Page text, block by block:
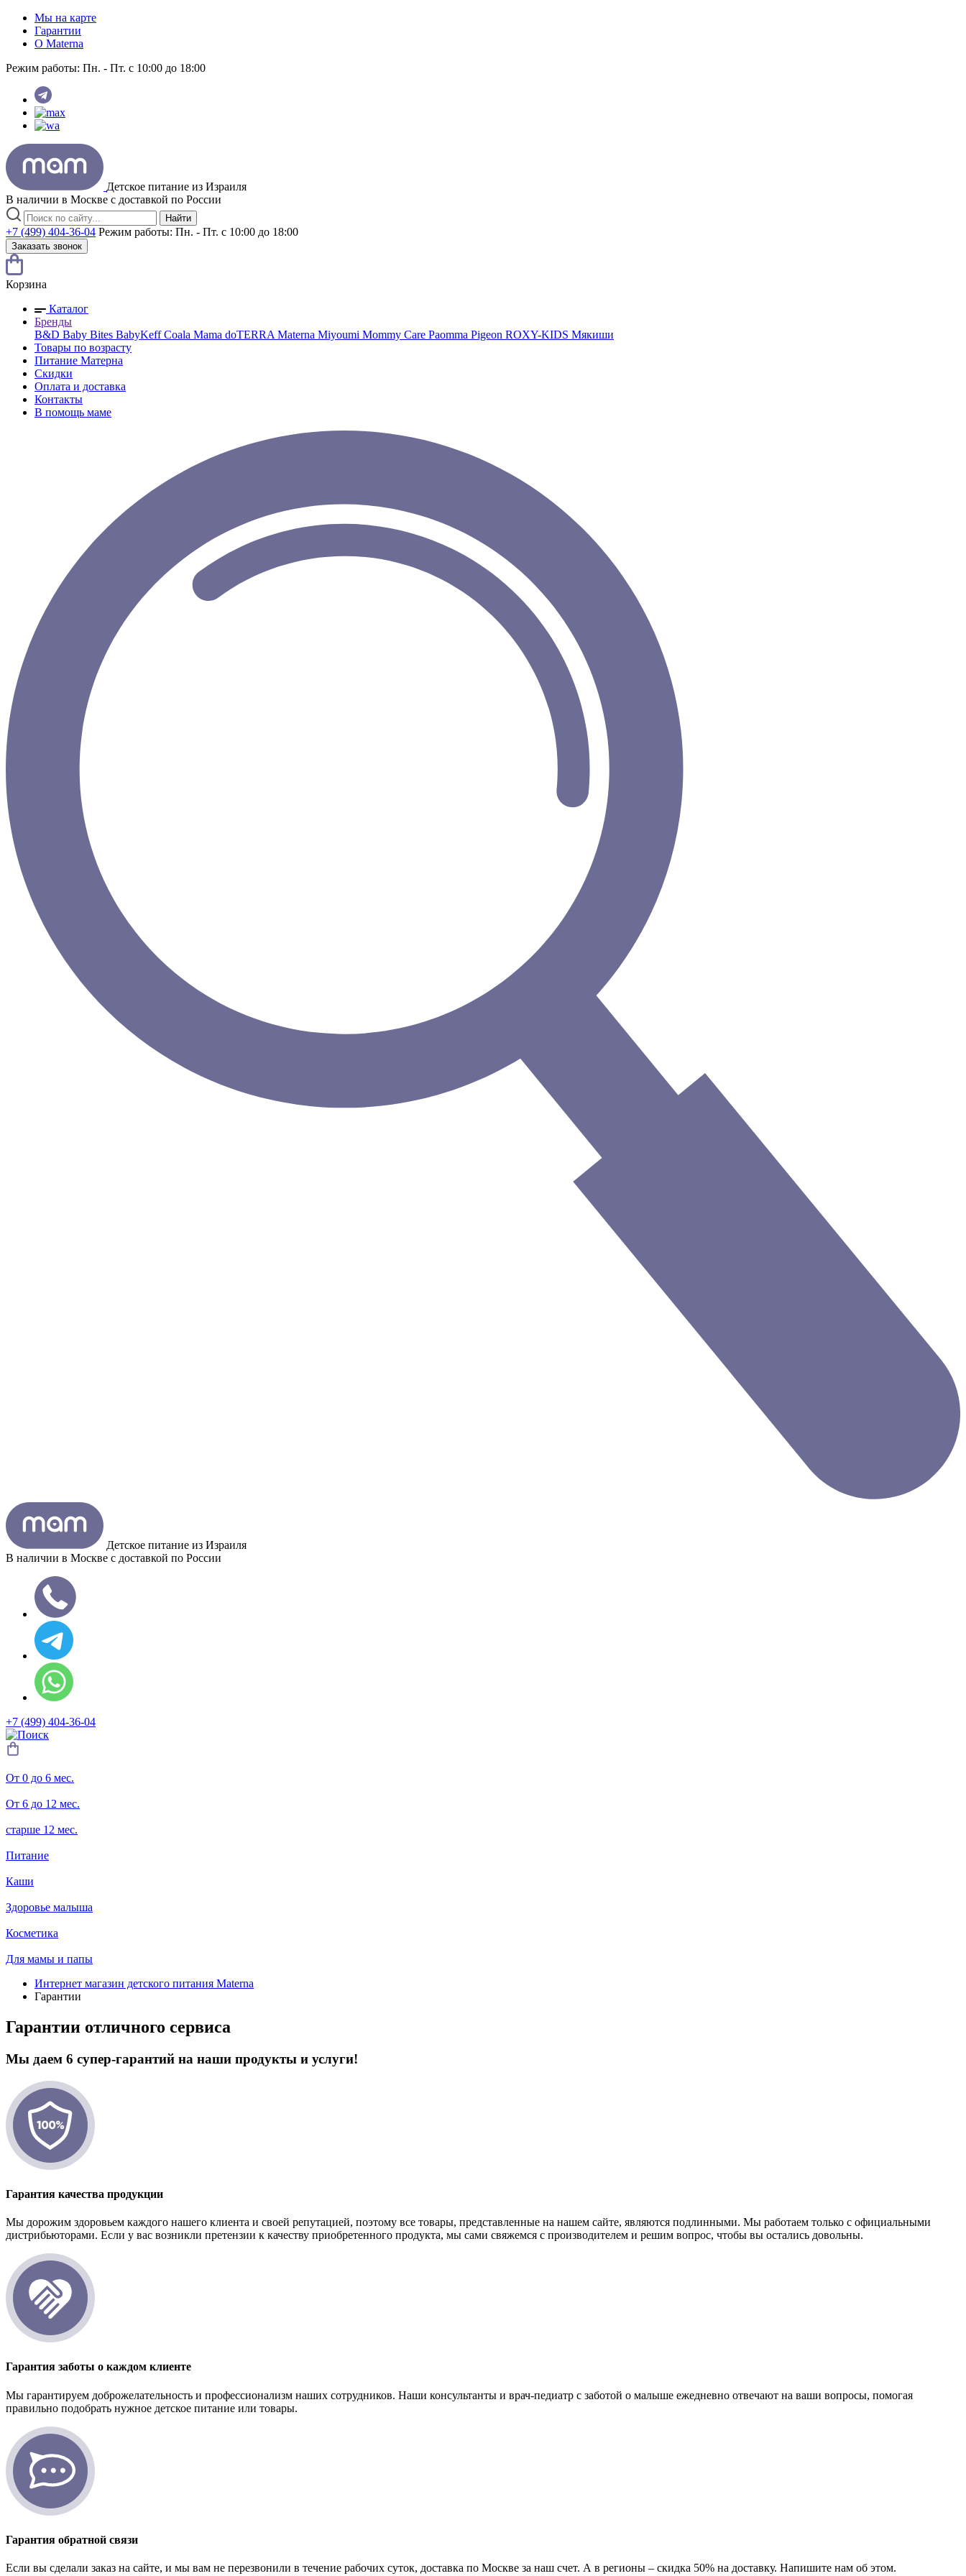
Мы на карте
Гарантии
O Materna
Режим работы: Пн. - Пт. с 10:00 до 18:00
Детское питание из Израиля
В наличии в Москве с доставкой по России
Найти
+7 (499) 404-36-04 Режим работы: Пн. - Пт. с 10:00 до 18:00
Заказать звонок
Корзина
Каталог
Бренды
B&D Baby Bites BabyKeffCoala Mama doTERRA Materna Miyoumi Mommy Care Paomma Pigeon ROXY-KIDS Мякиши
Товары по возрасту
Питание Матерна
Скидки
Оплата и доставка
Контакты
В помощь маме
Детское питание из Израиля
В наличии в Москве с доставкой по России
+7 (499) 404-36-04
От 0 до 6 мес.
От 6 до 12 мес.
старше 12 мес.
Питание
Каши
Здоровье малыша
Косметика
Для мамы и папы
Интернет магазин детского питания Materna
Гарантии
Гарантии отличного сервиса
Мы даем 6 супер-гарантий на наши продукты и услуги!
Гарантия качества продукции
Мы дорожим здоровьем каждого нашего клиента и своей репутацией, поэтому все товары, представленные на нашем сайте, являются подлинными. Мы работаем только с официальными
дистрибьюторами. Если у вас возникли претензии к качеству приобретенного продукта, мы сами свяжемся с производителем и решим вопрос, чтобы вы остались довольны.
Гарантия заботы о каждом клиенте
Мы гарантируем доброжелательность и профессионализм наших сотрудников. Наши консультанты и врач-педиатр с заботой о малыше ежедневно отвечают на ваши вопросы, помогая
правильно подобрать нужное детское питание или товары.
Гарантия обратной связи
Если вы сделали заказ на сайте, и мы вам не перезвонили в течение рабочих суток, доставка по Москве за наш счет. А в регионы – скидка 50% на доставку. Напишите нам об этом.